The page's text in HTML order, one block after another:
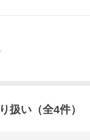
扱い（全4件）